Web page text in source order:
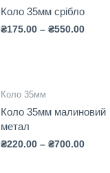
Коло 35мм срібло
₴175.00 –₴550.00
Коло 35мм
Коло 35мм малиновий
метал
₴220.00 –₴700.00